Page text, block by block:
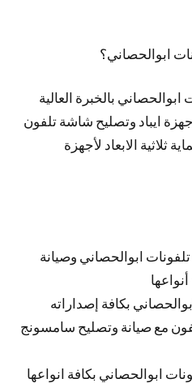
ابوالحصاني؟
بالخبرة العالية
ايباد وتصليح شاشة تلفون
الابعاد لأجهزة
ابوالحصاني وصيانة
بكافة إصداراته
مع صيانة وتصليح سامسونج
ابوالحصاني بكافة انواعها